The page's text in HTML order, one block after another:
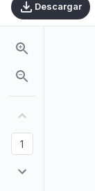
Descargar